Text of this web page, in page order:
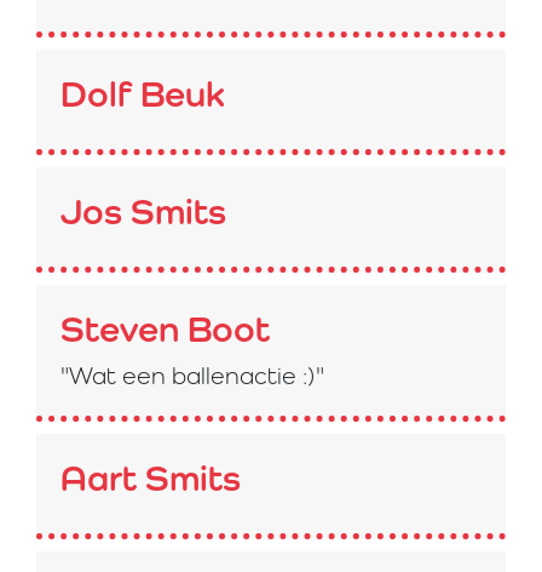
Dolf Beuk
Jos Smits
Steven Boot
"Wat een ballenactie :)"
Aart Smits